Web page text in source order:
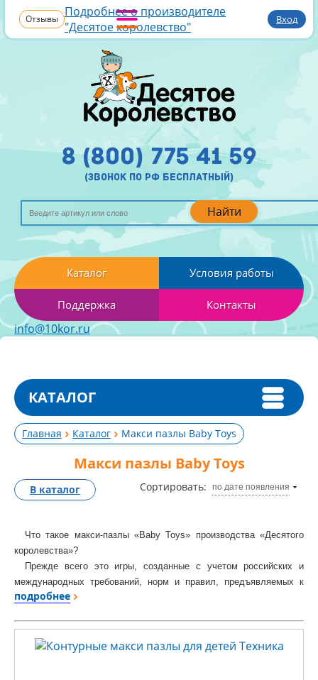
Отзывы Подробнее о производителе
"Десятое королевство"
Вход
Найти
8 (800) 775 41 59
(звонок по рф бесплатный)
Каталог Условия работы
Поддержка Контакты
info@10kor.ru
КАТАЛОГ
Главная Каталог Макси пазлы Baby Toys
Макси пазлы Baby Toys
Сортировать: по дате появления
В каталог
Что такое макси-пазлы «Baby Toys» производства «Десятого
королевства»?
Прежде всего это игры, созданные с учетом российских и
международных требований, норм и правил, предъявляемых к
качеству, оформлению игрушки и упаковки к ней. Они
рынка.
Яркие, интересные и забавные персонажи надолго займут
подробнее